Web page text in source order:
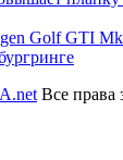
Golf GTI
Все